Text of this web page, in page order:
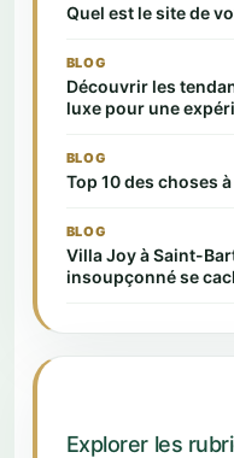
Quel est le site de
BLOG
Découvrir les
luxe pour une
BLOG
Top 10 des choses
BLOG
Villa Joy à Saint-
insoupçonné se
Explorer les